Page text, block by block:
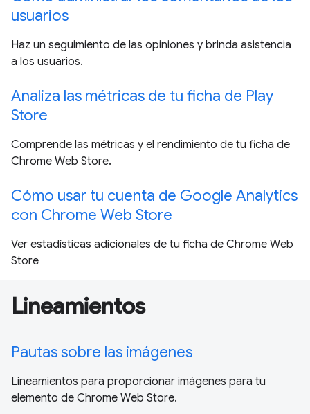
usuarios
Haz un seguimiento de las opiniones y brinda asistencia
a los usuarios.
Analiza las métricas de tu ficha de Play
Store
Comprende las métricas y el rendimiento de tu ficha de
Chrome Web Store.
Cómo usar tu cuenta de Google Analytics
con Chrome Web Store
Ver estadísticas adicionales de tu ficha de Chrome Web
Store
Lineamientos
Pautas sobre las imágenes
Lineamientos para proporcionar imágenes para tu
elemento de Chrome Web Store.